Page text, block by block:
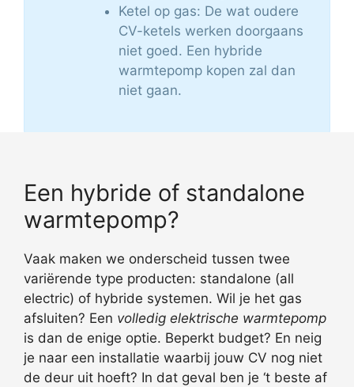
Ketel op gas: De wat oudere
CV-ketels werken doorgaans
niet goed. Een hybride
warmtepomp kopen zal dan
niet gaan.
Een hybride of standalone
warmtepomp?
Vaak maken we onderscheid tussen twee
variërende type producten: standalone (all
electric) of hybride systemen. Wil je het gas
afsluiten? Een volledig elektrische warmtepomp
is dan de enige optie. Beperkt budget? En neig
je naar een installatie waarbij jouw CV nog niet
de deur uit hoeft? In dat geval ben je ‘t beste af